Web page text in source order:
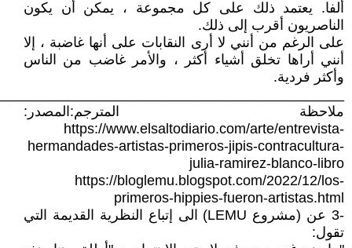
ألفا. يعتمد ذلك على كل مجموعة ، يمكن أن يكون
الناصريون أقرب إلى ذلك.
على الرغم من أنني لا أرى النقابات على أنها غاضبة ، إلا
أنني أراها تخلق أشياء أكثر ، والأمر غاضب من الناس
وأكثر فردية.
ملاحظة المترجم:المصدر:
https://www.elsaltodiario.com/arte/entrevista-
hermandades-artistas-primeros-jipis-contracultura-
julia-ramirez-blanco-libro
https://bloglemu.blogspot.com/2022/12/los-
primeros-hippies-fueron-artistas.html
-3 عن (مشروع LEMU) الى إتباع النظرية القديمة التي
تقول: